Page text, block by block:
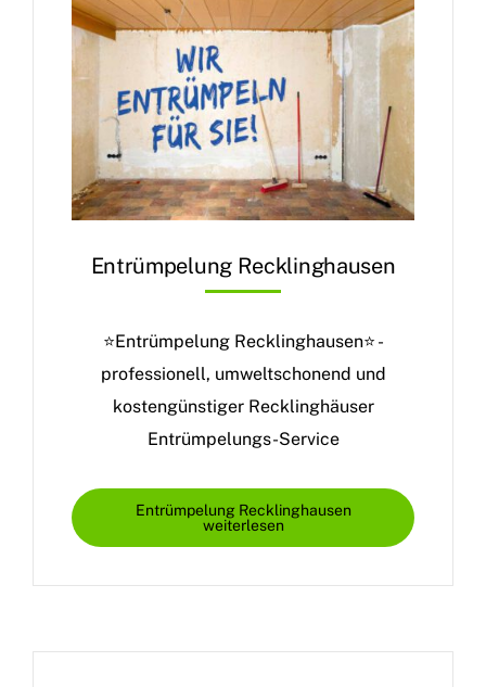
Entrümpelung Recklinghausen
⭐Entrümpelung Recklinghausen⭐ -
professionell, umweltschonend und
kostengünstiger Recklinghäuser
Entrümpelungs-Service
Entrümpelung Recklinghausen
weiterlesen